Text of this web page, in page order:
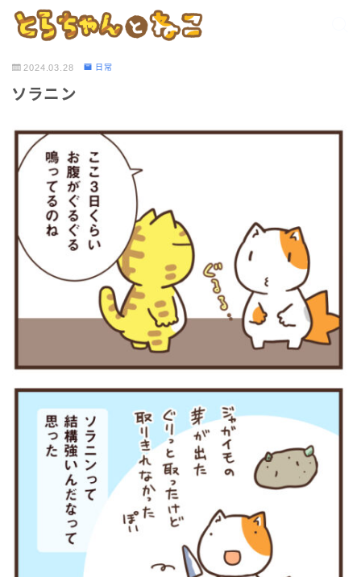
2024.03.28 日常
ソラニン